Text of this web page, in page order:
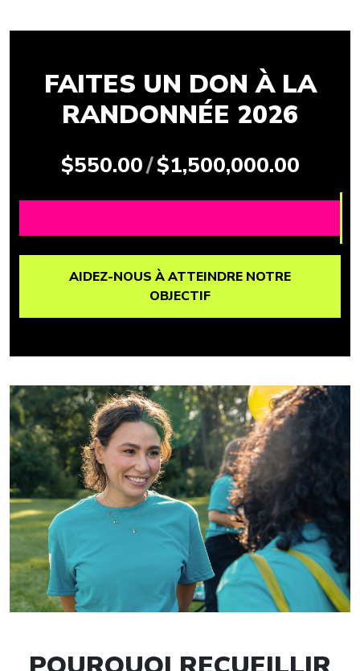
FAITES UN DON À LA
RANDONNÉE 2026
$550.00/$1,500,000.00
AIDEZ-NOUS À ATTEINDRE NOTRE
OBJECTIF